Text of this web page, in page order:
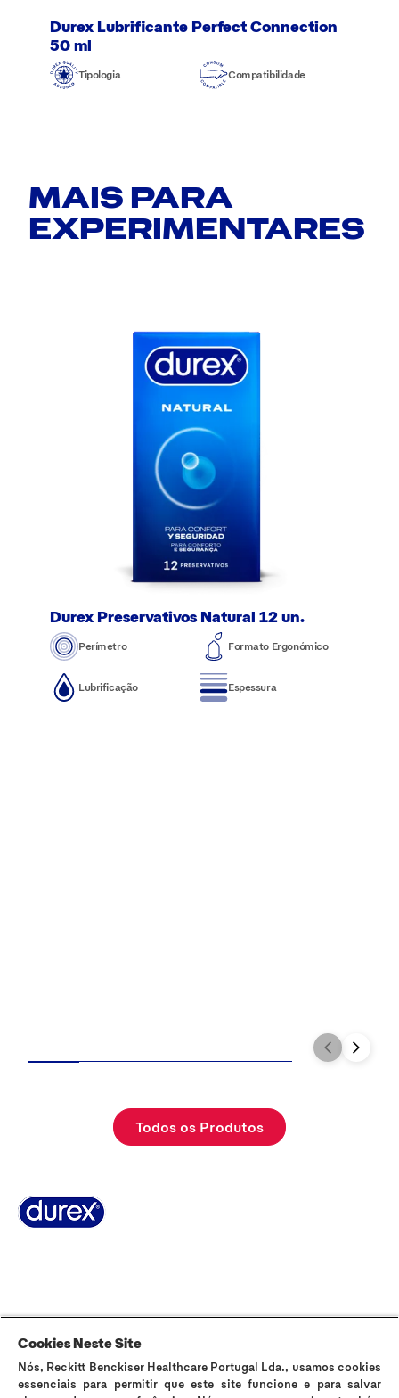
Durex Lubrificante Perfect Connection
50 ml
Tipologia Compatibilidade
MAIS PARA
EXPERIMENTARES
Durex Preservativos Natural 12 un.
Perímetro Formato Ergonómico
Lubrificação Espessura
Todos os Produtos
Os preservativos Durex são dispositivos médicos de uso único e podem
ser utilizados para fins contracetivos e prevenção da transmissão de
Cookies Neste Site
Nós, Reckitt Benckiser Healthcare Portugal Lda., usamos cookies
essenciais para permitir que este site funcione e para salvar